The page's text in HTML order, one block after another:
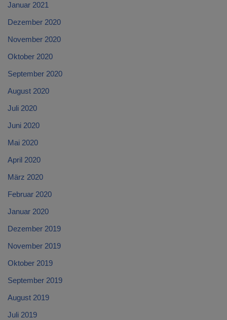
Januar 2021
Dezember 2020
November 2020
Oktober 2020
September 2020
August 2020
Juli 2020
Juni 2020
Mai 2020
April 2020
März 2020
Februar 2020
Januar 2020
Dezember 2019
November 2019
Oktober 2019
September 2019
August 2019
Juli 2019